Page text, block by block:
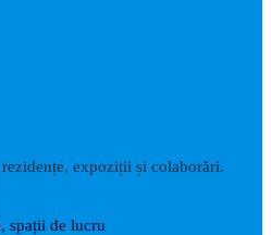
expoziții și colaborări.
spații de lucru